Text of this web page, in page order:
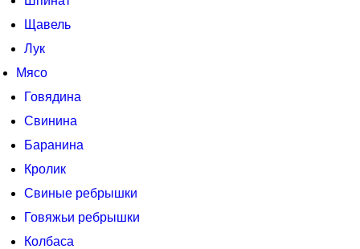
Щавель
Лук
Мясо
Говядина
Свинина
Баранина
Кролик
Свиные ребрышки
Говяжьи ребрышки
Колбаса